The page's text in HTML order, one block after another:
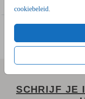
cookiebeleid.
HOE WERKT HET?
- Ga naar de
- Je kunt gebruik
- Bewaar het ontwerp in
werken.
- Tijdens het bestellen
SCHRIJF JE